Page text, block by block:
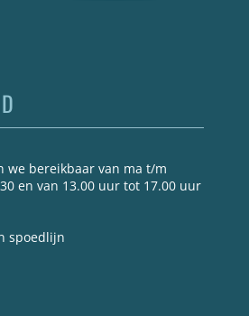
we bereikbaar van ma t/m
en van 13.00 uur tot 17.00 uur
spoedlijn